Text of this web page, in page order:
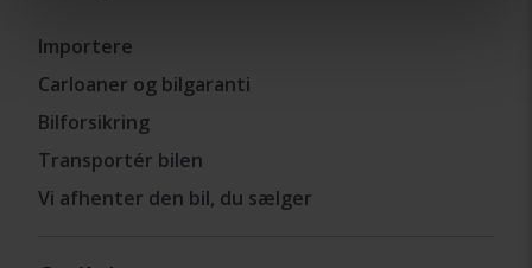
Importere
Carloaner og bilgaranti
Bilforsikring
Transportér bilen
Vi afhenter den bil, du sælger